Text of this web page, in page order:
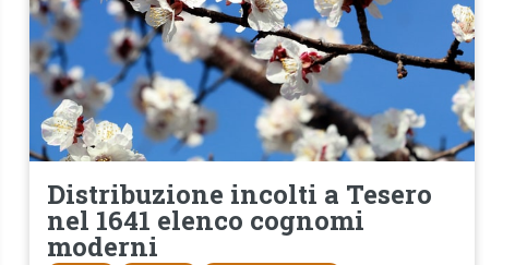
Distribuzione incolti a Tesero
nel 1641 elenco cognomi
moderni